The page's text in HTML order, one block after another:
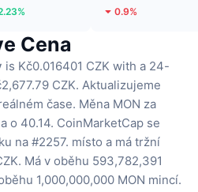
0.9%
Cena
is Kč0.016401 CZK with a 24-
CZK. Aktualizujeme
čase. Měna MON za
o 40.14. CoinMarketCap se
na #2257. místo a má tržní
Má v oběhu 593,782,391
1,000,000,000 MON mincí.